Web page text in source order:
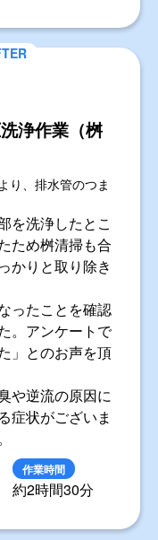
浄作業（桝
り、排水管のつま
を洗浄したとこ
ため桝清掃も合
かりと取り除き
ったことを確認
。アンケートで
」とのお声を頂
や逆流の原因に
症状がございま
作業時間
約2時間30分